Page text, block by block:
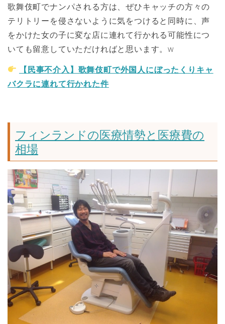
歌舞伎町でナンパされる方は、ぜひキャッチの方々の
テリトリーを侵さないように気をつけると同時に、声
をかけた女の子に変な店に連れて行かれる可能性につ
いても留意していただければと思います。w
【民事不介入】歌舞伎町で外国人にぼったくりキャ
バクラに連れて行かれた件
フィンランドの医療情勢と医療費の
相場